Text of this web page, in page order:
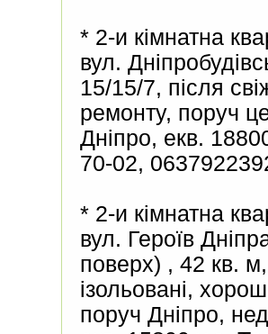
* 2-и кімнатна
вул.
15/15/7, після
ремонту, поруч
Дніпро, екв.
70-02,
* 2-и кімнатна
вул. Героїв
поверх) , 42 кв.
ізольовані,
поруч Дніпро,